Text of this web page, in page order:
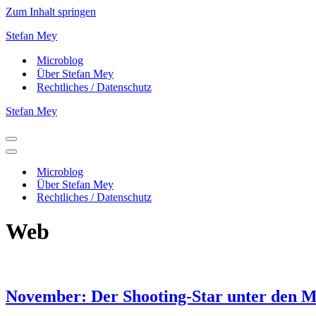
Zum Inhalt springen
Stefan Mey
Microblog
Über Stefan Mey
Rechtliches / Datenschutz
Stefan Mey
Navigationsmenü
Navigationsmenü
Microblog
Über Stefan Mey
Rechtliches / Datenschutz
Web
November: Der Shooting-Star unter den